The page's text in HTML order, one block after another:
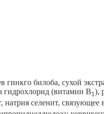
гинкго билоба, сухой
гидрохлорид (витамин В1 ),
натрия селенит, связующее